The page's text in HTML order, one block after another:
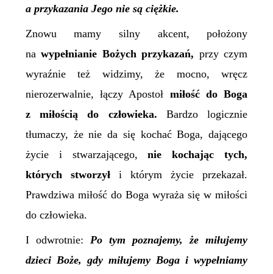
a przykazania Jego nie są ciężkie.
Znowu mamy silny akcent, położony
nawypełnianie Bożych przykazań, przy czym
wyraźnie też widzimy, że mocno, wręcz
nierozerwalnie, łączy Apostoł miłość do Boga
z miłością do człowieka. Bardzo logicznie
tłumaczy, że nie da się kochać Boga, dającego
życie i stwarzającego,nie kochając tych,
których stworzyłi którym życie przekazał.
Prawdziwa miłość do Boga wyraża się w miłości
do człowieka.
I odwrotnie: Po tym poznajemy, że miłujemy
dzieci Boże, gdy miłujemy Boga i wypełniamy